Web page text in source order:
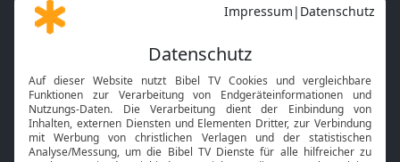
Gott und Bibel erklärt
Neuigkeiten
Mobile App
Smart TV
HbbTV
Bibelthek Online-Bibel
Nächster Gottesdienst